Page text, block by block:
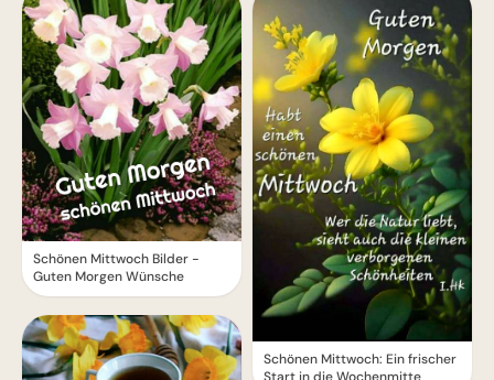
Schönen Mittwoch Bilder -
Guten Morgen Wünsche
Schönen Mittwoch: Ein frischer